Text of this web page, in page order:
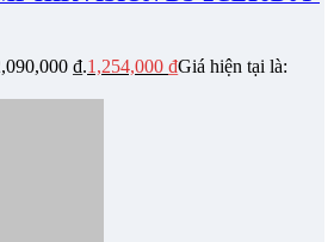
₫.1,254,000 ₫Giá hiện tại là: